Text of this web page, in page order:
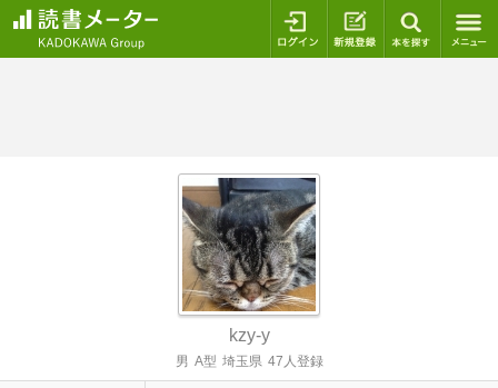
ログイン 新規登録
kzy-y
男 A型 埼玉県 47人登録